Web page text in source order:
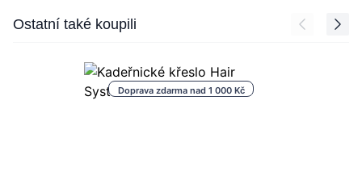
Press to skip carousel
Ostatní také koupili
Doprava zdarma nad 1 000 Kč